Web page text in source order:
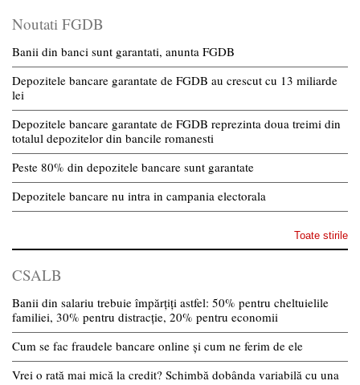
Noutati FGDB
Banii din banci sunt garantati, anunta FGDB
Depozitele bancare garantate de FGDB au crescut cu 13 miliarde
lei
Depozitele bancare garantate de FGDB reprezinta doua treimi din
totalul depozitelor din bancile romanesti
Peste 80% din depozitele bancare sunt garantate
Depozitele bancare nu intra in campania electorala
Toate stirile
CSALB
Banii din salariu trebuie împărțiți astfel: 50% pentru cheltuielile
familiei, 30% pentru distracție, 20% pentru economii
Cum se fac fraudele bancare online și cum ne ferim de ele
Vrei o rată mai mică la credit? Schimbă dobânda variabilă cu una